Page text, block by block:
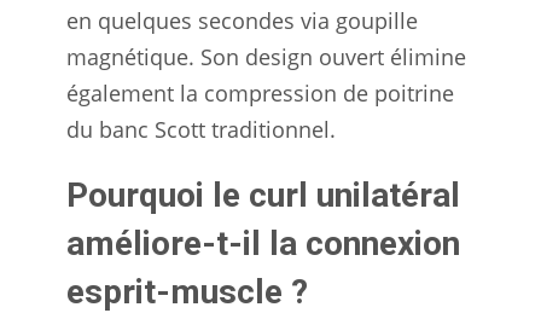
en quelques secondes via goupille
magnétique. Son design ouvert élimine
également la compression de poitrine
du banc Scott traditionnel.
Pourquoi le curl unilatéral
améliore-t-il la connexion
esprit-muscle ?